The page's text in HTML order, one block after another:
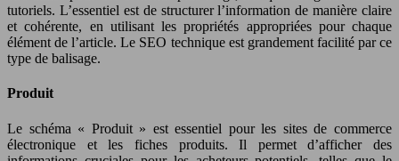
tutoriels. L’essentiel est de structurer l’information de manière claire
et cohérente, en utilisant les propriétés appropriées pour chaque
élément de l’article. Le SEO technique est grandement facilité par ce
type de balisage.
Produit
Le schéma « Produit » est essentiel pour les sites de commerce
électronique et les fiches produits. Il permet d’afficher des